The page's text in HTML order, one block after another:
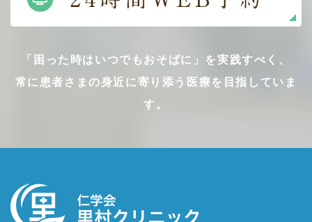
「困った時はいつでもおそばに」を実践すべく、
常に患者さまの身近に寄り添う医療を目指していま
す。